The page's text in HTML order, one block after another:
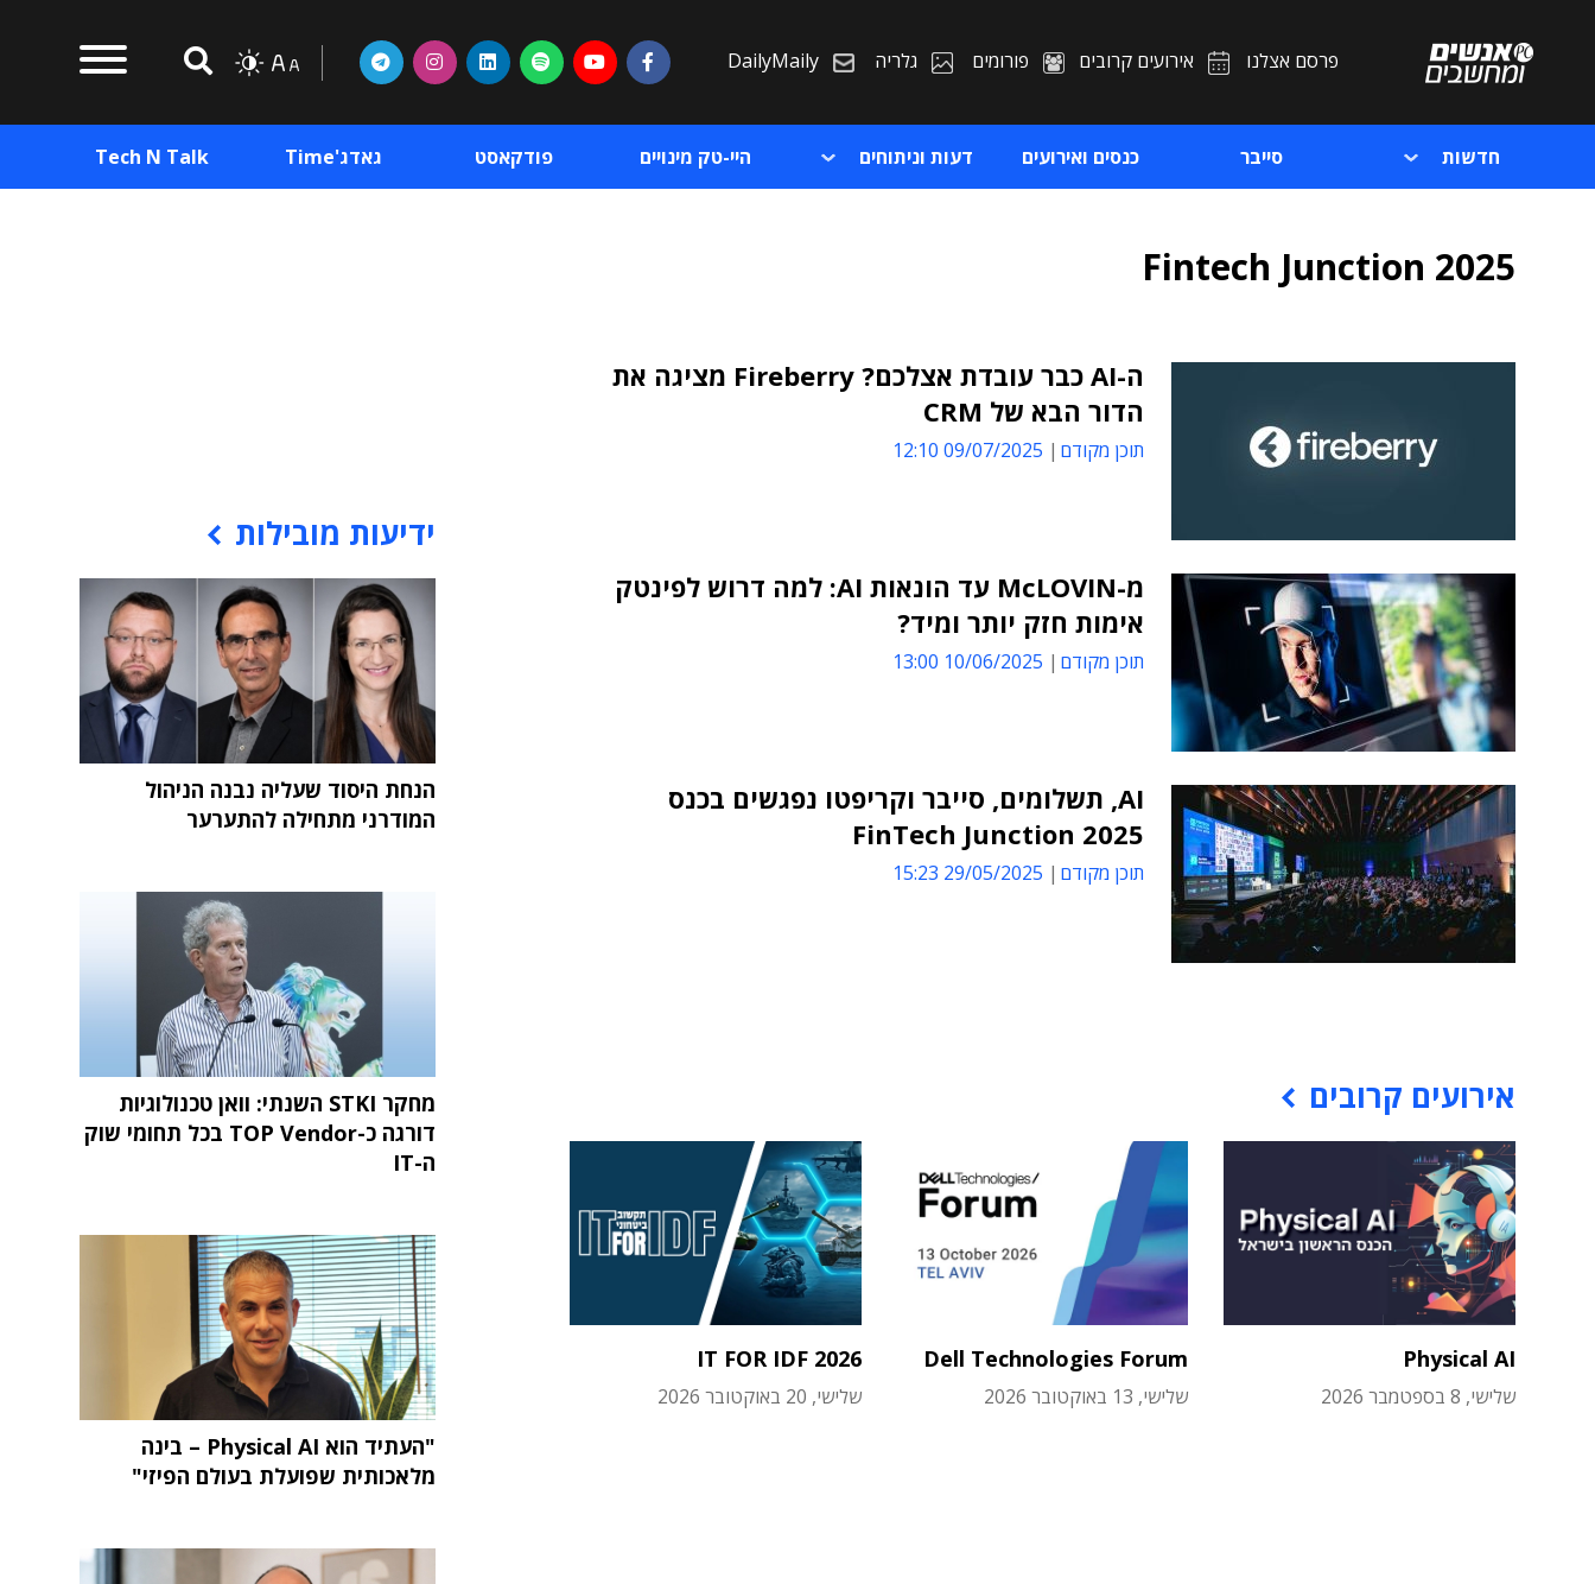
פרסם אצלנו אירועים קרובים פורומים גלריה DailyMaily
חדשות סייבר כנסים ואירועים דעות וניתוחים היי-טק מינויים פודקאסט גאדג'Time Tech N Talk
Fintech Junction 2025
ה-AI כבר עובדת אצלכם? Fireberry מציגה את
הדור הבא של CRM
תוכן מקודם 09/07/2025 12:10
מ-McLOVIN עד הונאות AI: למה דרוש לפינטק
אימות חזק יותר ומיד?
תוכן מקודם 10/06/2025 13:00
AI, תשלומים, סייבר וקריפטו נפגשים בכנס
FinTech Junction 2025
תוכן מקודם 29/05/2025 15:23
אירועים קרובים
Physical AI
שלישי, 8 בספטמבר 2026
Dell Technologies Forum
שלישי, 13 באוקטובר 2026
IT FOR IDF 2026
שלישי, 20 באוקטובר 2026
ידיעות מובילות
הנחת היסוד שעליה נבנה הניהול
המודרני מתחילה להתערער
מחקר STKI השנתי: וואן טכנולוגיות
דורגה כ-TOP Vendor בכל תחומי שוק
ה-IT
"העתיד הוא Physical AI – בינה
מלאכותית שפועלת בעולם הפיזי"